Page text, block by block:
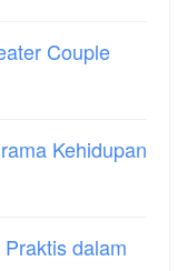
Couple
Kehidupan
dalam